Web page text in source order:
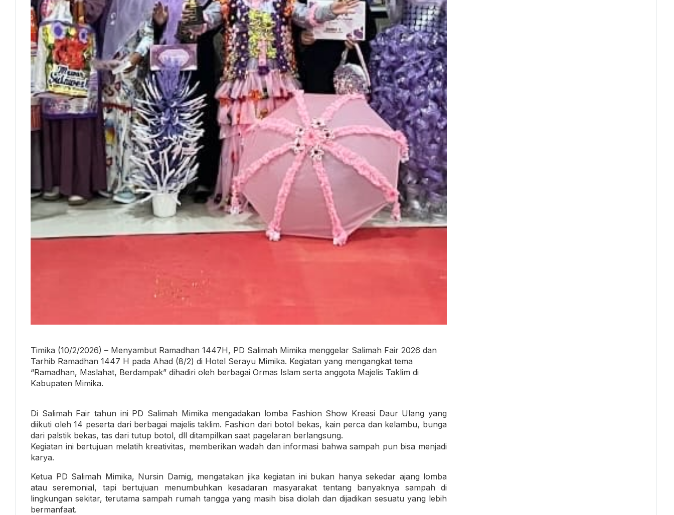
Timika (10/2/2026) – Menyambut Ramadhan 1447H, PD Salimah Mimika menggelar Salimah Fair 2026 dan
Tarhib Ramadhan 1447 H pada Ahad (8/2) di Hotel Serayu Mimika. Kegiatan yang mengangkat tema
“Ramadhan, Maslahat, Berdampak” dihadiri oleh berbagai Ormas Islam serta anggota Majelis Taklim di
Kabupaten Mimika.
Di Salimah Fair tahun ini PD Salimah Mimika mengadakan lomba Fashion Show Kreasi Daur Ulang yang
diikuti oleh 14 peserta dari berbagai majelis taklim. Fashion dari botol bekas, kain perca dan kelambu, bunga
dari palstik bekas, tas dari tutup botol, dll ditampilkan saat pagelaran berlangsung.
Kegiatan ini bertujuan melatih kreativitas, memberikan wadah dan informasi bahwa sampah pun bisa menjadi
karya.
Ketua PD Salimah Mimika, Nursin Damig, mengatakan jika kegiatan ini bukan hanya sekedar ajang lomba
atau seremonial, tapi bertujuan menumbuhkan kesadaran masyarakat tentang banyaknya sampah di
lingkungan sekitar, terutama sampah rumah tangga yang masih bisa diolah dan dijadikan sesuatu yang lebih
bermanfaat.